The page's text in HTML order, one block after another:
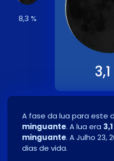
8,3 %
A fase da lua para este
minguante. A lua era 3,1
minguante. AJulho 23,
dias de vida.